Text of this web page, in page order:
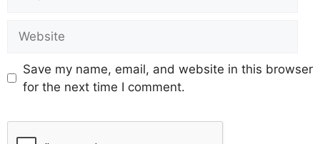
Save my name, email, and website in this browser
for the next time I comment.